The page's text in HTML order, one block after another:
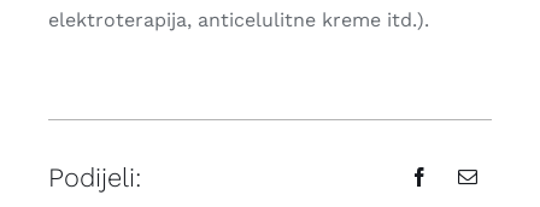
elektroterapija, anticelulitne kreme itd.).
Podijeli: